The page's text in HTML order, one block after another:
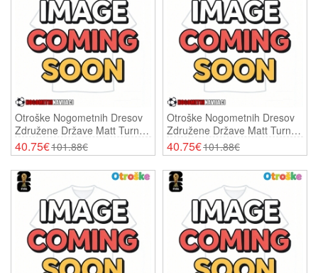
Otroške Nogometnih Dresov
Združene Države Matt Turner
#1 Vratar Domači SP 2026
Kratki Rokavi (+ Hlače)
40.75€101.88€
Otroške Nogometnih Dresov
Združene Države Matt Turner
#1 Vratar Gostujoči SP 2026
Kratki Rokavi (+ Hlače)
40.75€101.88€